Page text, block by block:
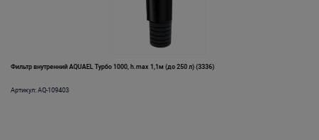
Фильтр внутренний AQUAEL Турбо 1000, h.max 1,1м (до 250 л) (3336)
Артикул: AQ-109403